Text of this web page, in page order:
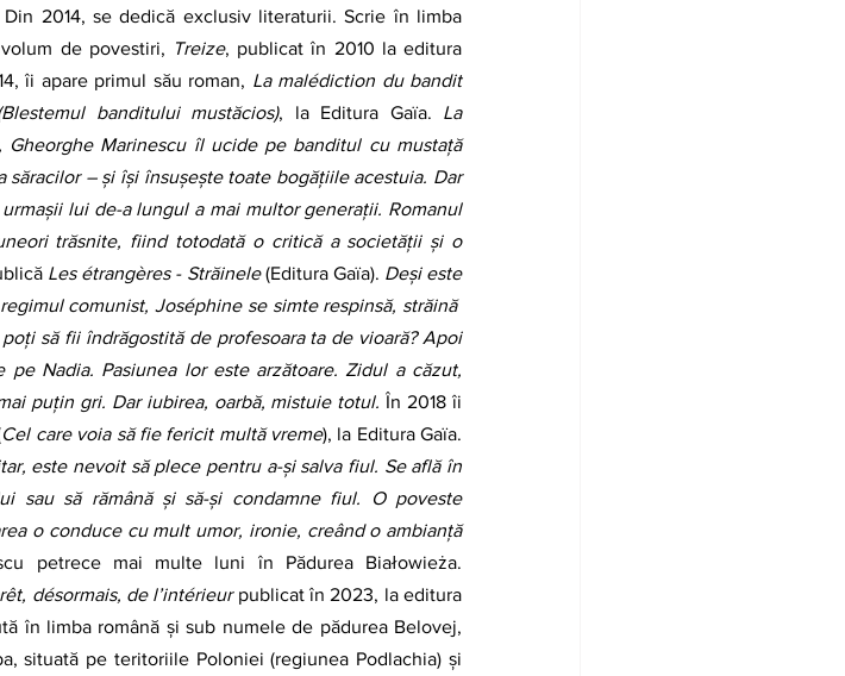
Din 2014, se dedică exclusiv literaturii. Scrie în limba
de povestiri, Treize, publicat în 2010 la editura
îi apare primul său roman, La malédiction du bandit
banditului mustăcios), la Editura Gaïa. La
Marinescu îl ucide pe banditul cu mustață
– și își însușește toate bogățiile acestuia. Dar
lui de-a lungul a mai multor generații. Romanul
trăsnite, fiind totodată o critică a societății și o
Les étrangères - Străinele (Editura Gaïa). Deși este
comunist, Joséphine se simte respinsă, străină
să fii îndrăgostită de profesoara ta de vioară? Apoi
Nadia. Pasiunea lor este arzătoare. Zidul a căzut,
puțin gri. Dar iubirea, oarbă, mistuie totul. În 2018 îi
Cel care voia să fie fericit multă vreme
este nevoit să plece pentru a-și salva fiul. Se află în
sau să rămână și să-și condamne fiul. O poveste
o conduce cu mult umor, ironie, creând o ambianță
petrece mai multe luni în Pădurea Białowieża.
désormais, de l’intérieur publicat în 2023, la editura
în limba română și sub numele de pădurea Belovej,
situată pe teritoriile Poloniei (regiunea Podlachia) și